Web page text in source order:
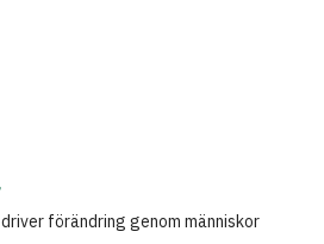
förändring genom människor